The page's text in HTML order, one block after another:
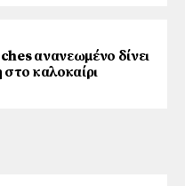
ανανεωμένο δίνει
στο καλοκαίρι